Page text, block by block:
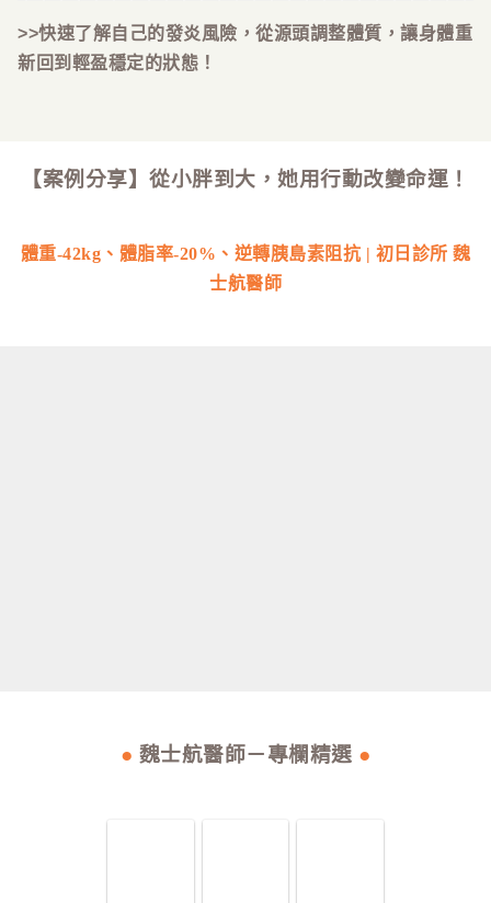
>>快速了解自己的發炎風險，從源頭調整體質，讓身體重
新回到輕盈穩定的狀態！
【案例分享】從小胖到大，她用行動改變命運！
體重-42kg、體脂率-20% 、逆轉胰島素阻抗 | 初日診所 魏
士航醫師
● 魏士航醫師－專欄精選 ●